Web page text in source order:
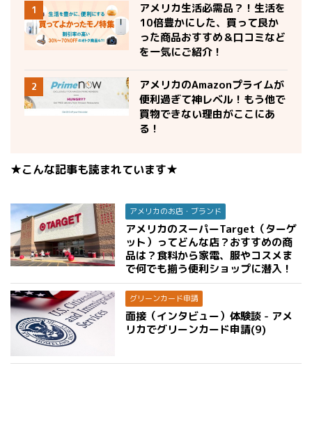
1
アメリカ生活必需品？！生活を
10倍豊かにした、買って良か
った商品おすすめ＆口コミなど
を一気にご紹介！
2
アメリカのAmazonプライムが
便利過ぎて神レベル！もう他で
買物できない理由がここにあ
る！
★こんな記事も読まれています★
アメリカのお店・ブランド
アメリカのスーパーTarget（ターゲ
ット）ってどんな店？おすすめの商
品は？食料から家電、服やコスメま
で何でも揃う便利ショップに潜入！
グリーンカード申請
面接（インタビュー）体験談 - アメ
リカでグリーンカード申請(9)